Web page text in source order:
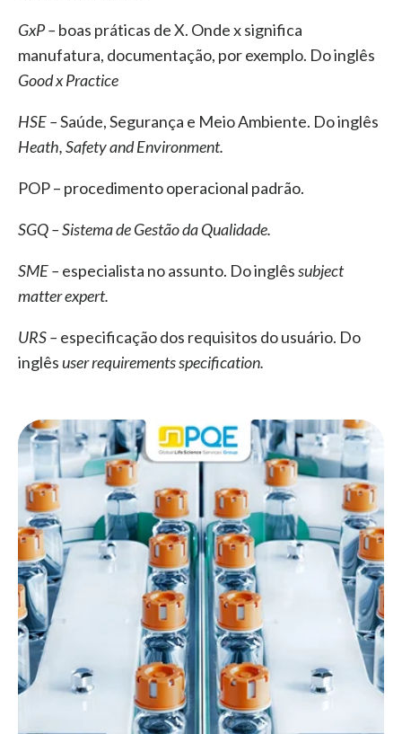
GxP – boas práticas de X. Onde x significa
manufatura, documentação, por exemplo. Do inglês
Good x Practice
HSE –Saúde, Segurança e Meio Ambiente. Do inglês
Heath, Safety and Environment.
POP – procedimento operacional padrão.
SGQ – Sistema de Gestão da Qualidade.
SME – especialista no assunto. Do inglêssubject
matter expert.
URS – especificação dos requisitos do usuário. Do
inglêsuser requirements specification.